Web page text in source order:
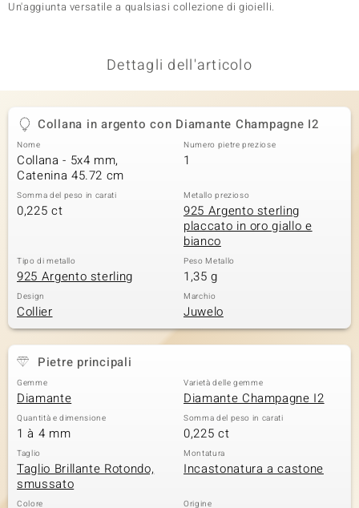
Un'aggiunta versatile a qualsiasi collezione di gioielli.
Dettagli dell'articolo
Collana in argento con Diamante Champagne I2
Nome
Collana - 5x4 mm,
Catenina 45.72 cm
Numero pietre preziose
1
Somma del peso in carati
0,225 ct
Metallo prezioso
925 Argento sterling
placcato in oro giallo e
bianco
Tipo di metallo
925 Argento sterling
Peso Metallo
1,35 g
Design
Collier
Marchio
Juwelo
Pietre principali
Gemme
Diamante
Varietà delle gemme
Diamante Champagne I2
Quantità e dimensione
1 à 4 mm
Somma del peso in carati
0,225 ct
Taglio
Taglio Brillante Rotondo,
smussato
Montatura
Incastonatura a castone
Colore Origine